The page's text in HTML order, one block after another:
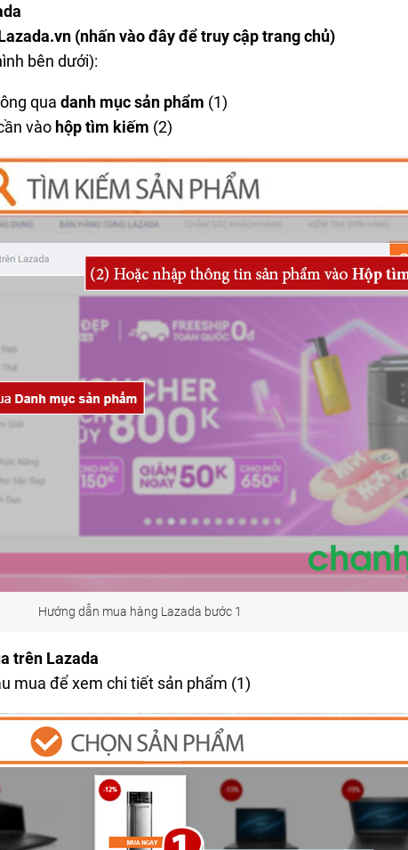
(nhấn vàođâyđể truy cập trang chủ)
bên dưới):
qua danh mục sản phẩm (1)
vào hộp tìm kiếm (2)
Hướng dẫn mua hàng Lazada bước 1
trên Lazada
mua để xem chi tiết sản phẩm (1)